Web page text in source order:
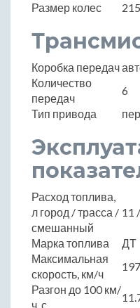
Размер колес
Коробка передач
Количество
передач
6
Тип привода
Расход топлива,
л город / трасса /
смешанный
11
Марка топлива
ДТ
Максимальная
скорость, км/ч
197
Разгон до 100 км/
ч, с